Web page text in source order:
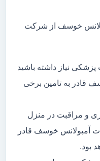
خوسف از شرکت
نیاز داشته باشید
قادر به تامین برخی
و مراقبت در منزل
آمبولانس خوسف قادر
بود.